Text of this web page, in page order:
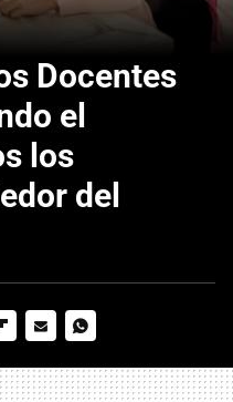
Docentes
el
los
del
MAIL